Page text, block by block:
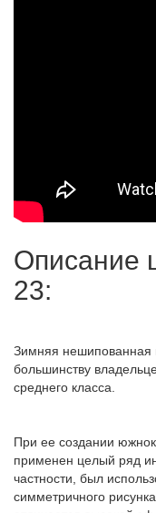
Описание
23:
Зимняя нешипованная
большинству
среднего класса.
При ее создании
применен целый ряд
частности, был
симметричного